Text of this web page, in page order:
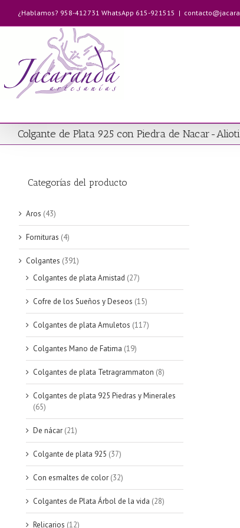
contenido
¿Hablamos? 958-412731 WhatsApp 615-921515 |
Colgante de Plata 925 con Piedra de Nacar-
Categorías del producto
Aros (43)
Fornituras (4)
Colgantes (391)
Colgantes de plata Amistad (27)
Cofre de los Sueños y Deseos (15)
Colgantes de plata Amuletos (117)
Colgantes Mano de Fatima (19)
Colgantes de plata Tetragrammaton (8)
Colgantes de plata 925 Piedras y Minerales
(65)
De nácar (21)
Colgante de plata 925 (37)
Con esmaltes de color (32)
Colgantes de Plata Árbol de la vida (28)
Relicarios (12)